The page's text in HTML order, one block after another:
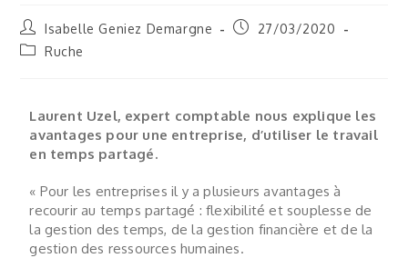
Isabelle Geniez Demargne
27/03/2020
Ruche
Laurent Uzel, expert comptable nous explique les
avantages pour une entreprise, d’utiliser le travail
en temps partagé.
« Pour les entreprises il y a plusieurs avantages à
recourir au temps partagé : flexibilité et souplesse de
la gestion des temps, de la gestion financière et de la
gestion des ressources humaines.